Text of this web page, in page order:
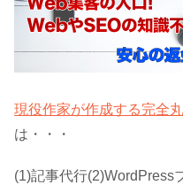
現役作家が作成する完全
は・・・
(1)記事代行(2)WordPress